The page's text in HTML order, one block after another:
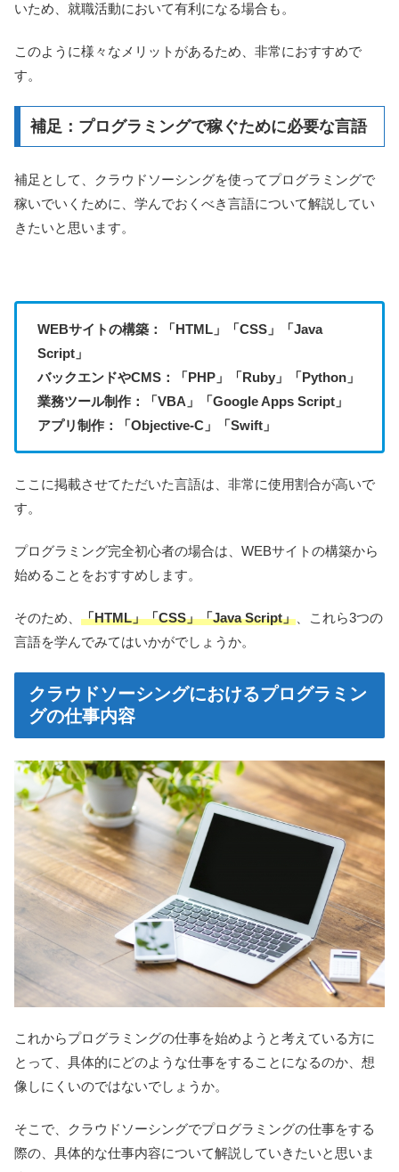
いため、就職活動において有利になる場合も。
このように様々なメリットがあるため、非常におすすめで
す。
補足：プログラミングで稼ぐために必要な言語
補足として、クラウドソーシングを使ってプログラミングで
稼いでいくために、学んでおくべき言語について解説してい
きたいと思います。
WEBサイトの構築：「HTML」「CSS」「Java
Script」
バックエンドやCMS：「PHP」「Ruby」「Python」
業務ツール制作：「VBA」「Google Apps Script」
アプリ制作：「Objective-C」「Swift」
ここに掲載させてただいた言語は、非常に使用割合が高いで
す。
プログラミング完全初心者の場合は、WEBサイトの構築から
始めることをおすすめします。
そのため、 「HTML」「CSS」「Java Script」 、これら3つの
言語を学んでみてはいかがでしょうか。
クラウドソーシングにおけるプログラミン
グの仕事内容
これからプログラミングの仕事を始めようと考えている方に
とって、具体的にどのような仕事をすることになるのか、想
像しにくいのではないでしょうか。
そこで、クラウドソーシングでプログラミングの仕事をする
際の、具体的な仕事内容について解説していきたいと思いま